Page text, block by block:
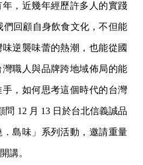
年，近幾年經歷許多人的實踐
們回顧自身飲食文化，不但能
逆襲味蕾的熱潮，也能從國
職人與品牌跨地域佈局的能
，如何思考這個時代的台灣
問 12 月 13 日於台北信義誠品
島味」系列活動，邀請重量
講。